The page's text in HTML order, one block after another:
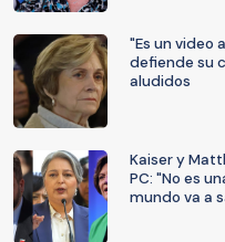
"Es un video
defiende su
aludidos
Kaiser y
PC: "No es
mundo va a